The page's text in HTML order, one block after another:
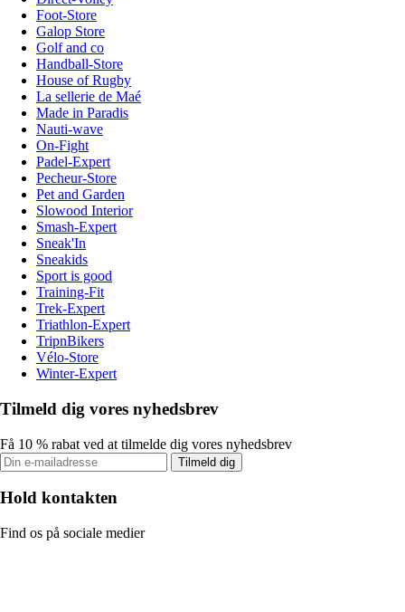
Foot-Store
Galop Store
Golf and co
Handball-Store
House of Rugby
La sellerie de Maé
Made in Paradis
Nauti-wave
On-Fight
Padel-Expert
Pecheur-Store
Pet and Garden
Slowood Interior
Smash-Expert
Sneak'In
Sneakids
Sport is good
Training-Fit
Trek-Expert
Triathlon-Expert
TripnBikers
Vélo-Store
Winter-Expert
Tilmeld dig vores nyhedsbrev
Få 10 % rabat ved at tilmelde dig vores nyhedsbrev
Tilmeld dig
Hold kontakten
Find os på sociale medier